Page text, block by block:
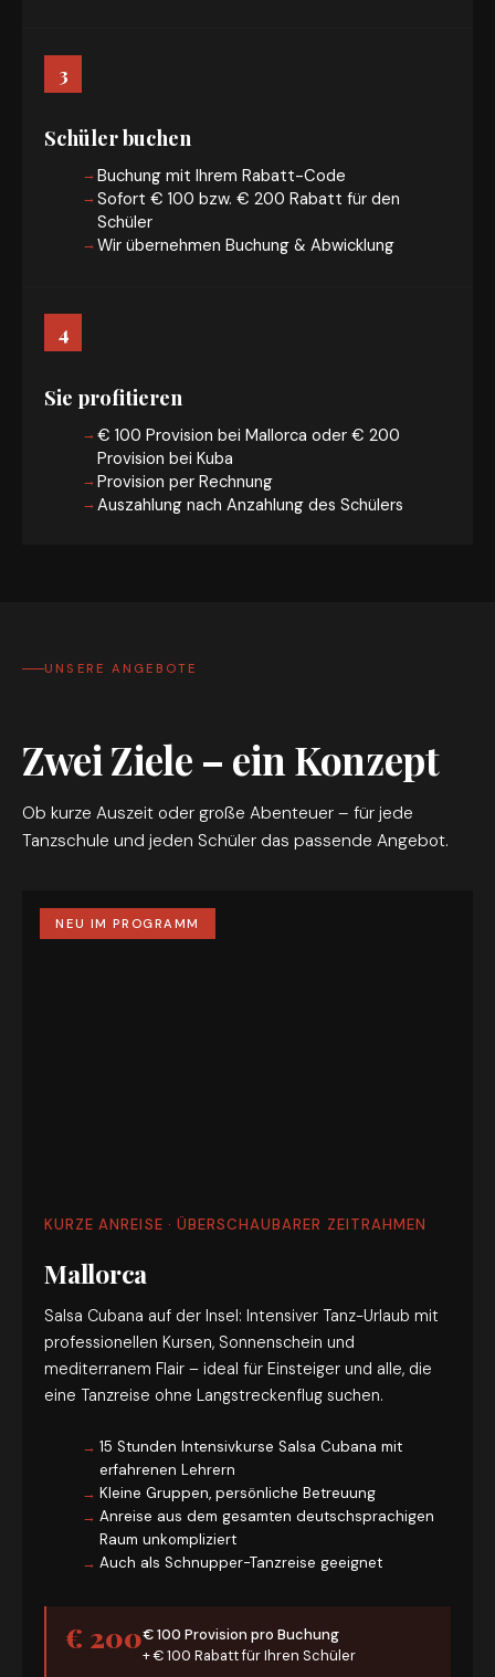
3
Schüler buchen
Buchung mit Ihrem Rabatt-Code
Sofort € 100 bzw. € 200 Rabatt für den
Schüler
Wir übernehmen Buchung & Abwicklung
4
Sie profitieren
€ 100 Provision bei Mallorca oder € 200
Provision bei Kuba
Provision per Rechnung
Auszahlung nach Anzahlung des Schülers
UNSERE ANGEBOTE
Zwei Ziele – ein Konzept
Ob kurze Auszeit oder große Abenteuer – für jede
Tanzschule und jeden Schüler das passende Angebot.
NEU IM PROGRAMM
KURZE ANREISE · ÜBERSCHAUBARER ZEITRAHMEN
Mallorca
Salsa Cubana auf der Insel: Intensiver Tanz-Urlaub mit
professionellen Kursen, Sonnenschein und
mediterranem Flair – ideal für Einsteiger und alle, die
eine Tanzreise ohne Langstreckenflug suchen.
15 Stunden Intensivkurse Salsa Cubana mit
erfahrenen Lehrern
Kleine Gruppen, persönliche Betreuung
Anreise aus dem gesamten deutschsprachigen
Raum unkompliziert
Auch als Schnupper-Tanzreise geeignet
€ 200€ 100 Provision pro Buchung
+ € 100 Rabatt für Ihren Schüler